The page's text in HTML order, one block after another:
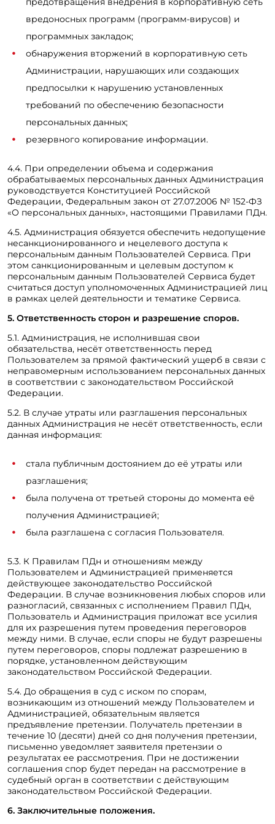
вредоносных программ (программ-вирусов) и
программных закладок;
обнаружения вторжений в корпоративную сеть
Администрации, нарушающих или создающих
предпосылки к нарушению установленных
требований по обеспечению безопасности
персональных данных;
резервного копирование информации.
4.4. При определении объема и содержания
обрабатываемых персональных данных Администрация
руководствуется Конституцией Российской
Федерации, Федеральным закон от 27.07.2006 № 152-ФЗ
«О персональных данных», настоящими Правилами ПДн.
4.5. Администрация обязуется обеспечить недопущение
несанкционированного и нецелевого доступа к
персональным данным Пользователей Сервиса. При
этом санкционированным и целевым доступом к
персональным данным Пользователей Сервиса будет
считаться доступ уполномоченных Администрацией лиц
в рамках целей деятельности и тематике Сервиса.
5. Ответственность сторон и разрешение споров.
5.1. Администрация, не исполнившая свои
обязательства, несёт ответственность перед
Пользователем за прямой фактический ущерб в связи с
неправомерным использованием персональных данных
в соответствии с законодательством Российской
Федерации.
5.2. В случае утраты или разглашения персональных
данных Администрация не несёт ответственность, если
данная информация:
стала публичным достоянием до её утраты или
разглашения;
была получена от третьей стороны до момента её
получения Администрацией;
была разглашена с согласия Пользователя.
5.3. К Правилам ПДн и отношениям между
Пользователем и Администрацией применяется
действующее законодательство Российской
Федерации. В случае возникновения любых споров или
разногласий, связанных с исполнением Правил ПДн,
Пользователь и Администрация приложат все усилия
для их разрешения путем проведения переговоров
между ними. В случае, если споры не будут разрешены
путем переговоров, споры подлежат разрешению в
порядке, установленном действующим
законодательством Российской Федерации.
5.4. До обращения в суд с иском по спорам,
возникающим из отношений между Пользователем и
Администрацией, обязательным является
предъявление претензии. Получатель претензии в
течение 10 (десяти) дней со дня получения претензии,
письменно уведомляет заявителя претензии о
результатах ее рассмотрения. При не достижении
соглашения спор будет передан на рассмотрение в
судебный орган в соответствии с действующим
законодательством Российской Федерации.
6. Заключительные положения.